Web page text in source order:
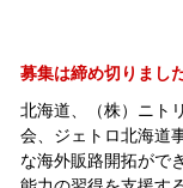
募集は締め切りました
北海道、（株）ニト
会、ジェトロ北海道
な海外販路開拓がで